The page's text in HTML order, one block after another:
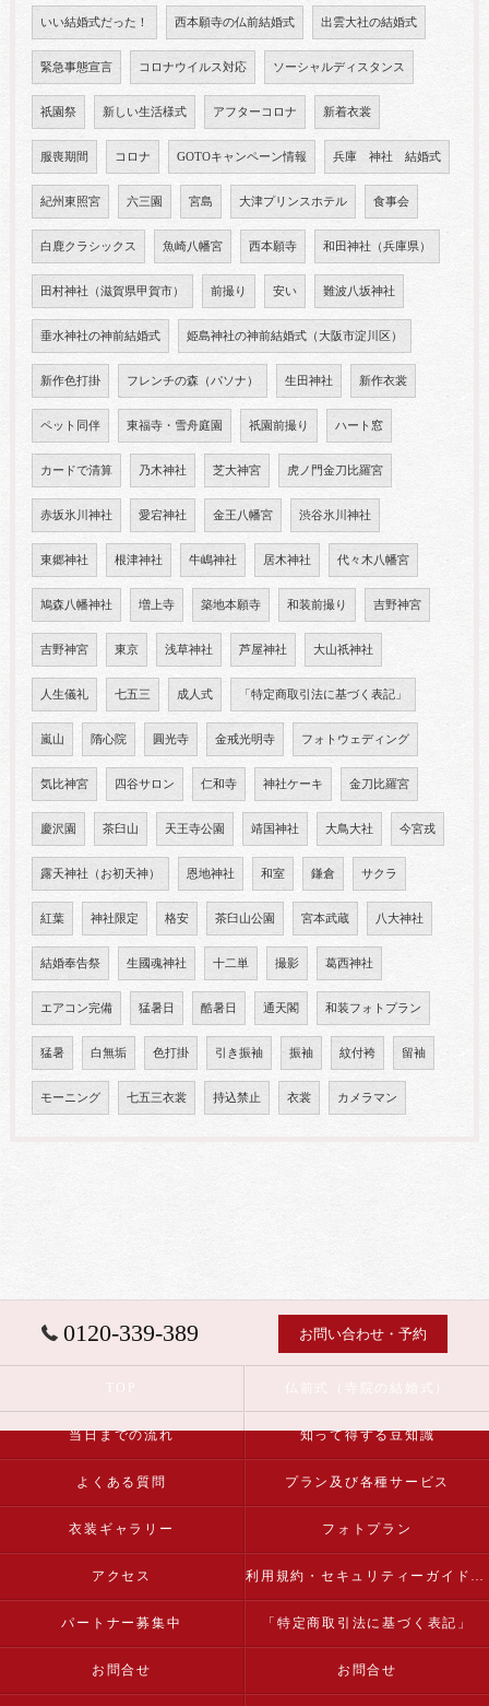
いい結婚式だった！ 西本願寺の仏前結婚式 出雲大社の結婚式
緊急事態宣言 コロナウイルス対応 ソーシャルディスタンス
祇園祭 新しい生活様式 アフターコロナ 新着衣裳
服喪期間 コロナ GOTOキャンペーン情報 兵庫 神社 結婚式
紀州東照宮 六三園 宮島 大津プリンスホテル 食事会
白鹿クラシックス 魚崎八幡宮 西本願寺 和田神社（兵庫県）
田村神社（滋賀県甲賀市） 前撮り 安い 難波八坂神社
垂水神社の神前結婚式 姫島神社の神前結婚式（大阪市淀川区）
新作色打掛 フレンチの森（パソナ） 生田神社 新作衣裳
ペット同伴 東福寺・雪舟庭園 祇園前撮り ハート窓
カードで清算 乃木神社 芝大神宮 虎ノ門金刀比羅宮
赤坂氷川神社 愛宕神社 金王八幡宮 渋谷氷川神社
東郷神社 根津神社 牛嶋神社 居木神社 代々木八幡宮
鳩森八幡神社 増上寺 築地本願寺 和装前撮り 吉野神宮
吉野神宮 東京 浅草神社 芦屋神社 大山祇神社
人生儀礼 七五三 成人式 「特定商取引法に基づく表記」
嵐山 隋心院 圓光寺 金戒光明寺 フォトウェディング
気比神宮 四谷サロン 仁和寺 神社ケーキ 金刀比羅宮
慶沢園 茶臼山 天王寺公園 靖国神社 大鳥大社 今宮戎
露天神社（お初天神） 恩地神社 和室 鎌倉 サクラ
紅葉 神社限定 格安 茶臼山公園 宮本武蔵 八大神社
結婚奉告祭 生國魂神社 十二単 撮影 葛西神社
エアコン完備 猛暑日 酷暑日 通天閣 和装フォトプラン
猛暑 白無垢 色打掛 引き振袖 振袖 紋付袴 留袖
モーニング 七五三衣裳 持込禁止 衣裳 カメラマン
0120-339-389 お問い合わせ・予約
当日までの流れ 知って得する豆知識
よくある質問 プラン及び各種サービス
衣装ギャラリー フォトプラン
アクセス 利用規約・セキュリティーガイドライン
パートナー募集中 「特定商取引法に基づく表記」
お問合せ お問合せ